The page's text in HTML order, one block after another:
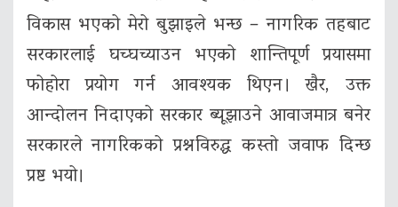
विकास भएको मेरो बुझाइले भन्छ – नागरिक तहबाट
सरकारलाई घच्घच्याउन भएको शान्तिपूर्ण प्रयासमा
फोहोरा प्रयोग गर्न आवश्यक थिएन। खैर, उक्त
आन्दोलन निदाएको सरकार ब्यूझाउने आवाजमात्र बनेर
सरकारले नागरिकको प्रश्नविरुद्ध कस्तो जवाफ दिन्छ
प्रष्ट भयो।